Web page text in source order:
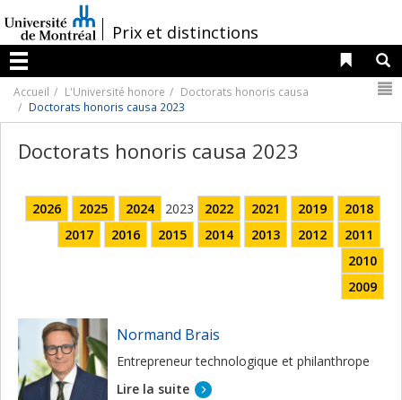
au
contenu
/Prix et distinctions
Menu
Liens
Accueil L'Université honore
Doctorats honoris causa
Doctorats honoris causa 2023
Doctorats honoris causa 2023
2026 2025 2024 2023 2022 2021 2019
2018
2017
2016 2015 2014 2013 2012
2011
2010
2009
Normand Brais
Entrepreneur technologique et philanthrope
Lire la suite